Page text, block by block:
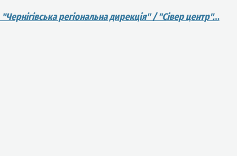
"Чернігівська регіональна дирекція" / "Сівер центр"...